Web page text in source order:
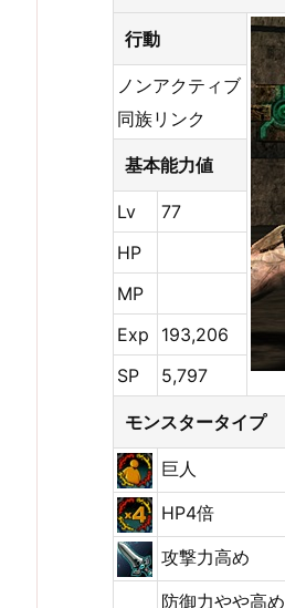
行動
ノンアクティブ
同族リンク
基本能力値
Lv
77
HP
MP
Exp
193,206
SP
5,797
モンスタータイプ
巨人
HP4倍
攻撃力高め
防御力やや高め